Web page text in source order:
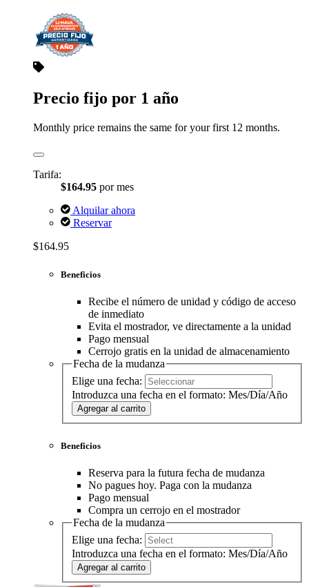
Precio fijo por 1 año
Monthly price remains the same for your first 12 months.
Tarifa:
$164.95 por mes
Alquilar ahora
Reservar
$164.95
Beneficios
Recibe el número de unidad y código de acceso
de inmediato
Evita el mostrador, ve directamente a la unidad
Pago mensual
Cerrojo gratis en la unidad de almacenamiento
Fecha de la mudanza
Elige una fecha:
Introduzca una fecha en el formato: Mes/Día/Año
Agregar al carrito
Beneficios
Reserva para la futura fecha de mudanza
No pagues hoy. Paga con la mudanza
Pago mensual
Compra un cerrojo en el mostrador
Fecha de la mudanza
Elige una fecha:
Introduzca una fecha en el formato: Mes/Día/Año
Agregar al carrito